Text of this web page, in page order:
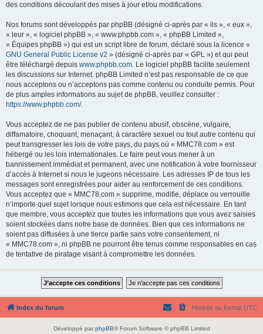
des conditions découlant des mises à jour et/ou modifications.
Nos forums sont développés par phpBB (désigné ci-après par « ils », « eux »,
« leur », « logiciel phpBB », « www.phpbb.com », « phpBB Limited »,
« Équipes phpBB ») qui est un script libre de forum, déclaré sous la licence «
GNU General Public License v2 » (désigné ci-après par « GPL ») et qui peut
être téléchargé depuis www.phpbb.com. Le logiciel phpBB facilite seulement
les discussions sur Internet. phpBB Limited n’est pas responsable de ce que
nous acceptons ou n’acceptons pas comme contenu ou conduite permis. Pour
de plus amples informations au sujet de phpBB, veuillez consulter :
https://www.phpbb.com/.
Vous acceptez de ne pas publier de contenu abusif, obscène, vulgaire,
diffamatoire, choquant, menaçant, à caractère sexuel ou tout autre contenu qui
peut transgresser les lois de votre pays, du pays où « MMC78.com » est
hébergé ou les lois internationales. Le faire peut vous mener à un
bannissement immédiat et permanent, avec une notification à votre fournisseur
d’accès à Internet si nous le jugeons nécessaire. Les adresses IP de tous les
messages sont enregistrées pour aider au renforcement de ces conditions.
Vous acceptez que « MMC78.com » supprime, modifie, déplace ou verrouille
n’importe quel sujet lorsque nous estimons que cela est nécessaire. En tant
que membre, vous acceptez que toutes les informations que vous avez saisies
soient stockées dans notre base de données. Bien que ces informations ne
soient pas diffusées à une tierce partie sans votre consentement, ni
« MMC78.com », ni phpBB ne pourront être tenus comme responsables en cas
de tentative de piratage visant à compromettre les données.
Index du forum Heures au format UTC
Développé par phpBB® Forum Software © phpBB Limited